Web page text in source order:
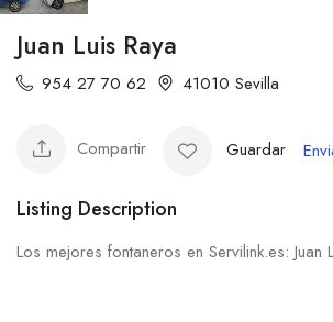
Juan Luis Raya
954 27 70 62 41010 Sevilla
Compartir Guardar
Listing Description
Los mejores fontaneros en Servilink.es: Juan